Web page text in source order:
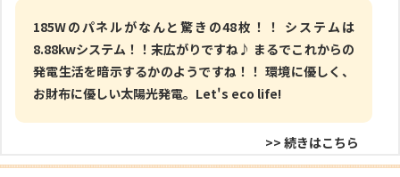
185Wのパネルがなんと驚きの48枚！！ システムは
8.88kwシステム！！末広がりですね♪ まるでこれからの
発電生活を暗示するかのようですね！！ 環境に優しく、
お財布に優しい太陽光発電。Let's eco life!
>> 続きはこちら